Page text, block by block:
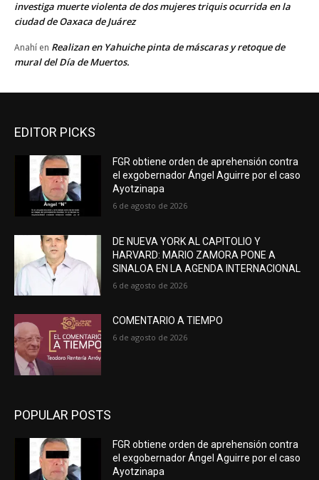
investiga muerte violenta de dos mujeres triquis ocurrida en la
ciudad de Oaxaca de Juárez
Anahí en Realizan en Yahuiche pinta de máscaras y retoque de
mural del Día de Muertos.
EDITOR PICKS
FGR obtiene orden de aprehensión contra
el exgobernador Ángel Aguirre por el caso
Ayotzinapa
6 de agosto de 2026
DE NUEVA YORK AL CAPITOLIO Y
HARVARD: MARIO ZAMORA PONE A
SINALOA EN LA AGENDA INTERNACIONAL
6 de agosto de 2026
COMENTARIO A TIEMPO
6 de agosto de 2026
POPULAR POSTS
FGR obtiene orden de aprehensión contra
el exgobernador Ángel Aguirre por el caso
Ayotzinapa